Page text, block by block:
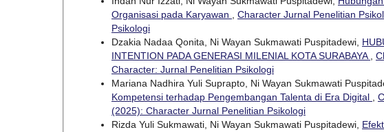
Organisasi pada Karyawan , Character Jurnal Penelitian
Psikologi
Dzakia Nadaa Qonita, Ni Wayan Sukmawati Puspitadewi,
INTENTION PADA GENERASI MILENIAL KOTA SURABAYA,
Character: Jurnal Penelitian Psikologi
Mariana Nadhira Yuli Suprapto, Ni Wayan Sukmawati
Kompetensi terhadap Pengembangan Talenta di Era Digital ,
(2025): Character Jurnal Penelitian Psikologi
Rizda Yuli Sukmawati, Ni Wayan Sukmawati Puspitadewi,